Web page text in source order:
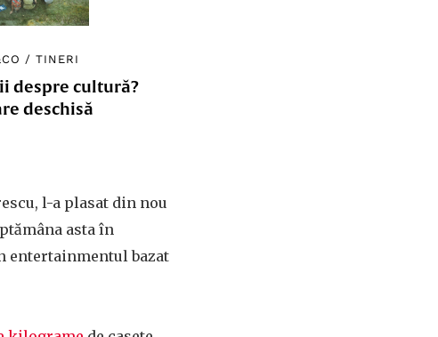
/TINERI
despre cultură?
deschisă
l-a plasat din nou
asta în
entertainmentul bazat